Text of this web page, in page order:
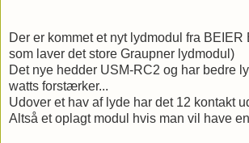
Der er kommet et nyt lydmodul fra BEIER
som laver det store Graupner lydmodul)
Det nye hedder USM-RC2 og har bedre
watts forstærker...
Udover et hav af lyde har det 12 kontakt
Altså et oplagt modul hvis man vil have